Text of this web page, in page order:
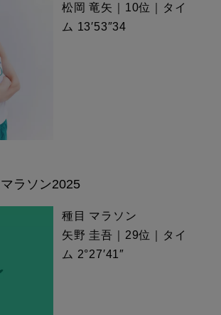
松岡 竜矢｜10位｜タイ
ム 13′53″34
ラソン2025
種目 マラソン
矢野 圭吾｜29位｜タイ
ム 2°27′41″